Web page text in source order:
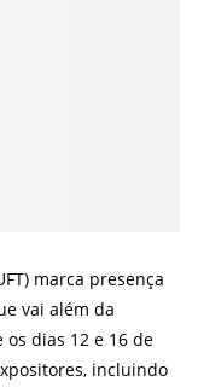
marca presença
vai além da
dias 12 e 16 de
incluindo